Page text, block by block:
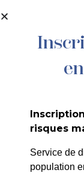
principal
N° 66/25
risques
Service de
population